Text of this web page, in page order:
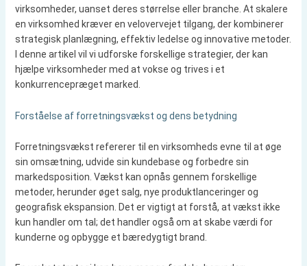
virksomheder, uanset deres størrelse eller branche. At skalere
en virksomhed kræver en velovervejet tilgang, der kombinerer
strategisk planlægning, effektiv ledelse og innovative metoder.
I denne artikel vil vi udforske forskellige strategier, der kan
hjælpe virksomheder med at vokse og trives i et
konkurrencepræget marked.
Forståelse af forretningsvækst og dens betydning
Forretningsvækst refererer til en virksomheds evne til at øge
sin omsætning, udvide sin kundebase og forbedre sin
markedsposition. Vækst kan opnås gennem forskellige
metoder, herunder øget salg, nye produktlanceringer og
geografisk ekspansion. Det er vigtigt at forstå, at vækst ikke
kun handler om tal; det handler også om at skabe værdi for
kunderne og opbygge et bæredygtigt brand.